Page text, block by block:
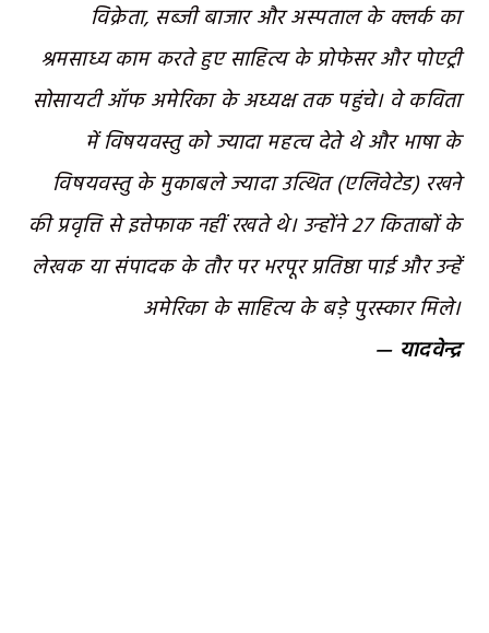
विक्रेता, सब्जी बाजार और अस्पताल के क्लर्क का
श्रमसाध्य काम करते हुए साहित्य के प्रोफेसर और पोएट्री
सोसायटी ऑफ अमेरिका के अध्यक्ष तक पहुंचे। वे कविता
में विषयवस्तु को ज्यादा महत्व देते थे और भाषा के
विषयवस्तु के मुकाबले ज्यादा उत्थित (एलिवेटेड) रखने
की प्रवृत्ति से इत्तेफाक नहीं रखते थे। उन्होंने 27 किताबों के
लेखक या संपादक के तौर पर भरपूर प्रतिष्ठा पाई और उन्हें
अमेरिका के साहित्य के बड़े पुरस्कार मिले।
— यादवेन्द्र